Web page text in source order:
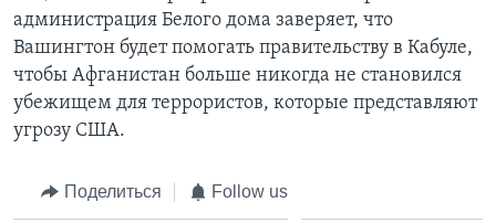
администрация Белого дома заверяет, что
Вашингтон будет помогать правительству в Кабуле,
чтобы Афганистан больше никогда не становился
убежищем для террористов, которые представляют
угрозу США.
Поделиться Follow us